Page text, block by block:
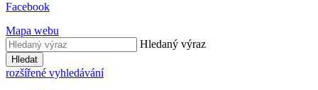
Facebook
Mapa webu
Hledaný výraz
Hledat
rozšířené vyhledávání